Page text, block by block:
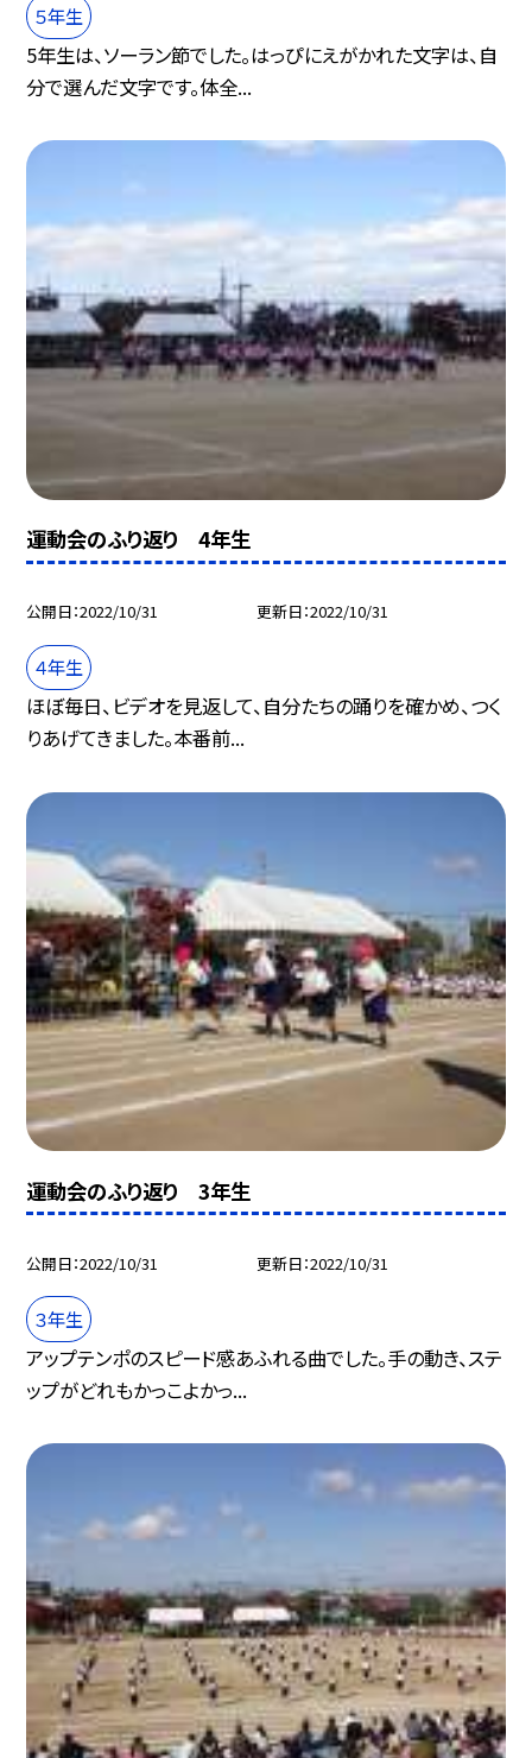
５年生
5年生は、ソーラン節でした。はっぴにえがかれた文字は、自
分で選んだ文字です。体全...
運動会のふり返り 4年生
公開日 2022/10/31 更新日 2022/10/31
４年生
ほぼ毎日、ビデオを見返して、自分たちの踊りを確かめ、つく
りあげてきました。本番前...
運動会のふり返り 3年生
公開日 2022/10/31 更新日 2022/10/31
３年生
アップテンポのスピード感あふれる曲でした。手の動き、ステ
ップがどれもかっこよかっ...